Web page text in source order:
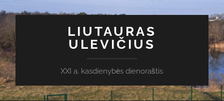
LIUTAURAS
ULEVIČIUS
XXI a. kasdienybės dienoraštis